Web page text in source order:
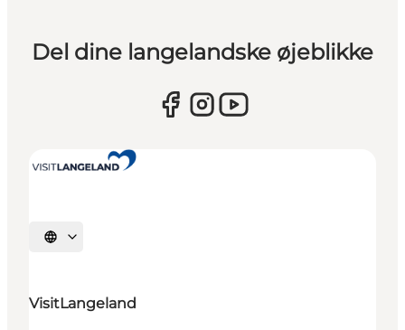
Del dine langelandske øjeblikke
Vælg sprog
VisitLangeland